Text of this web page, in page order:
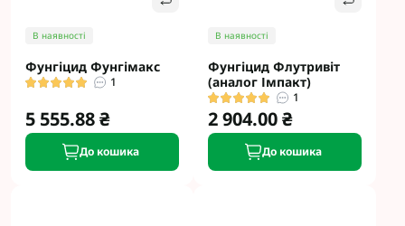
В наявності
Фунгіцид Фунгімакс
1
5 555.88 ₴
До кошика
В наявності
Фунгіцид Флутривіт
(аналог Імпакт)
1
2 904.00 ₴
До кошика